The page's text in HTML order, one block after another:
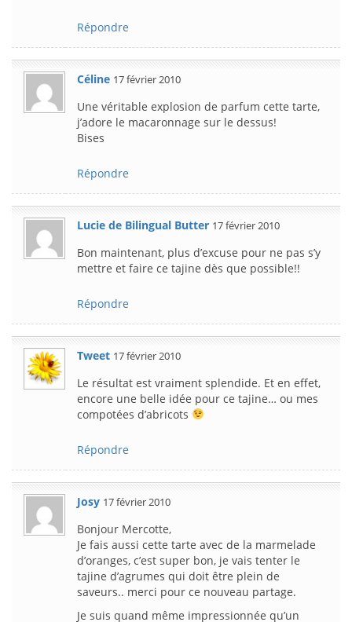
Répondre
Céline 17 février 2010
Une véritable explosion de parfum cette tarte,
j’adore le macaronnage sur le dessus!
Bises
Répondre
Lucie de Bilingual Butter 17 février 2010
Bon maintenant, plus d’excuse pour ne pas s’y
mettre et faire ce tajine dès que possible!!
Répondre
Tweet 17 février 2010
Le résultat est vraiment splendide. Et en effet,
encore une belle idée pour ce tajine… ou mes
compotées d’abricots
Répondre
Josy 17 février 2010
Bonjour Mercotte,
Je fais aussi cette tarte avec de la marmelade
d’oranges, c’est super bon, je vais tenter le
tajine d’agrumes qui doit être plein de
saveurs.. merci pour ce nouveau partage.
Je suis quand même impressionnée qu’un